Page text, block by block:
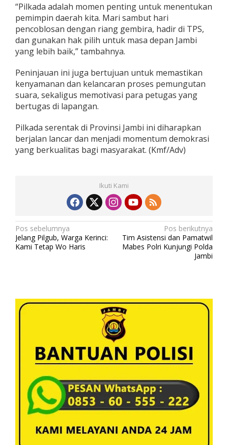
“Pilkada adalah momen penting untuk menentukan
pemimpin daerah kita. Mari sambut hari
pencoblosan dengan riang gembira, hadir di TPS,
dan gunakan hak pilih untuk masa depan Jambi
yang lebih baik,” tambahnya.
Peninjauan ini juga bertujuan untuk memastikan
kenyamanan dan kelancaran proses pemungutan
suara, sekaligus memotivasi para petugas yang
bertugas di lapangan.
Pilkada serentak di Provinsi Jambi ini diharapkan
berjalan lancar dan menjadi momentum demokrasi
yang berkualitas bagi masyarakat. (Kmf/Adv)
Ikuti Kami
N
a
a
s
Pos sebelumnya
Jelang Pilgub, Warga Kerinci:
Kami Tetap Wo Haris
Pos berikutnya
Tim Asistensi dan Pamatwil
Mabes Polri Kunjungi Polda
Jambi